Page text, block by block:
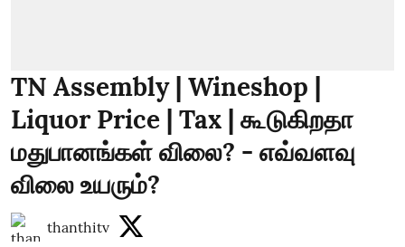
TN Assembly | Wineshop |
Liquor Price | Tax | கூடுகிறதா
மதுபானங்கள் விலை? - எவ்வளவு
விலை உயரும்?
thanthitv